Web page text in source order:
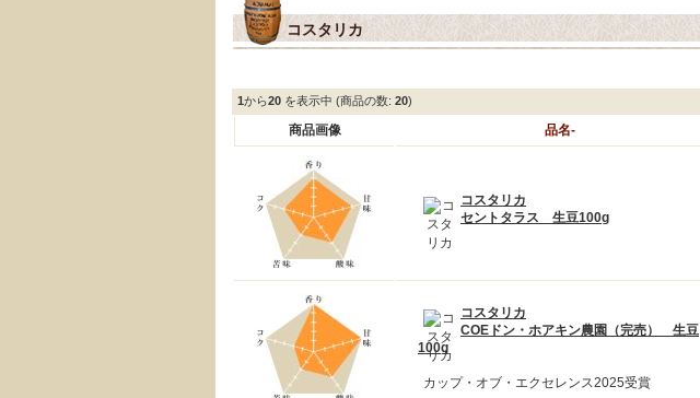
コスタリカ
1から20 を表示中 (商品の数:20)
商品画像 品名-
コスタリカ
セントタラス 生豆100g
コスタリカ
COEドン・ホアキン農園（完売） 生豆
100g
カップ・オブ・エクセレンス2025受賞